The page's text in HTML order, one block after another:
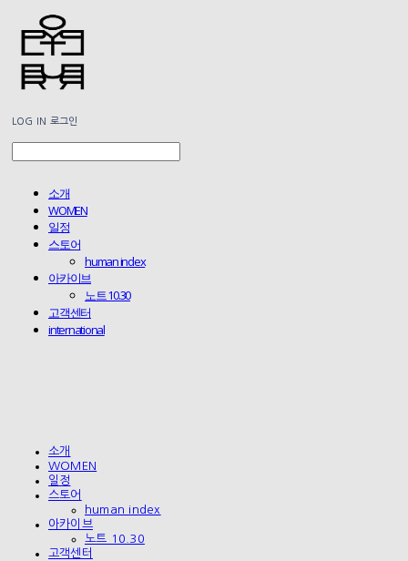
LOG IN 로그인
소개
WOMEN
일정
스토어
human index
아카이브
노트 10.30
고객센터
international
소개
WOMEN
일정
스토어
human index
아카이브
노트 10.30
고객센터